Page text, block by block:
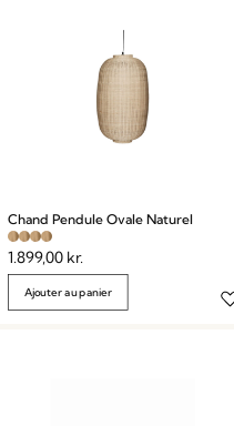
Chand Pendule Ovale Naturel
1.899,00 kr.
Ajouter au panier